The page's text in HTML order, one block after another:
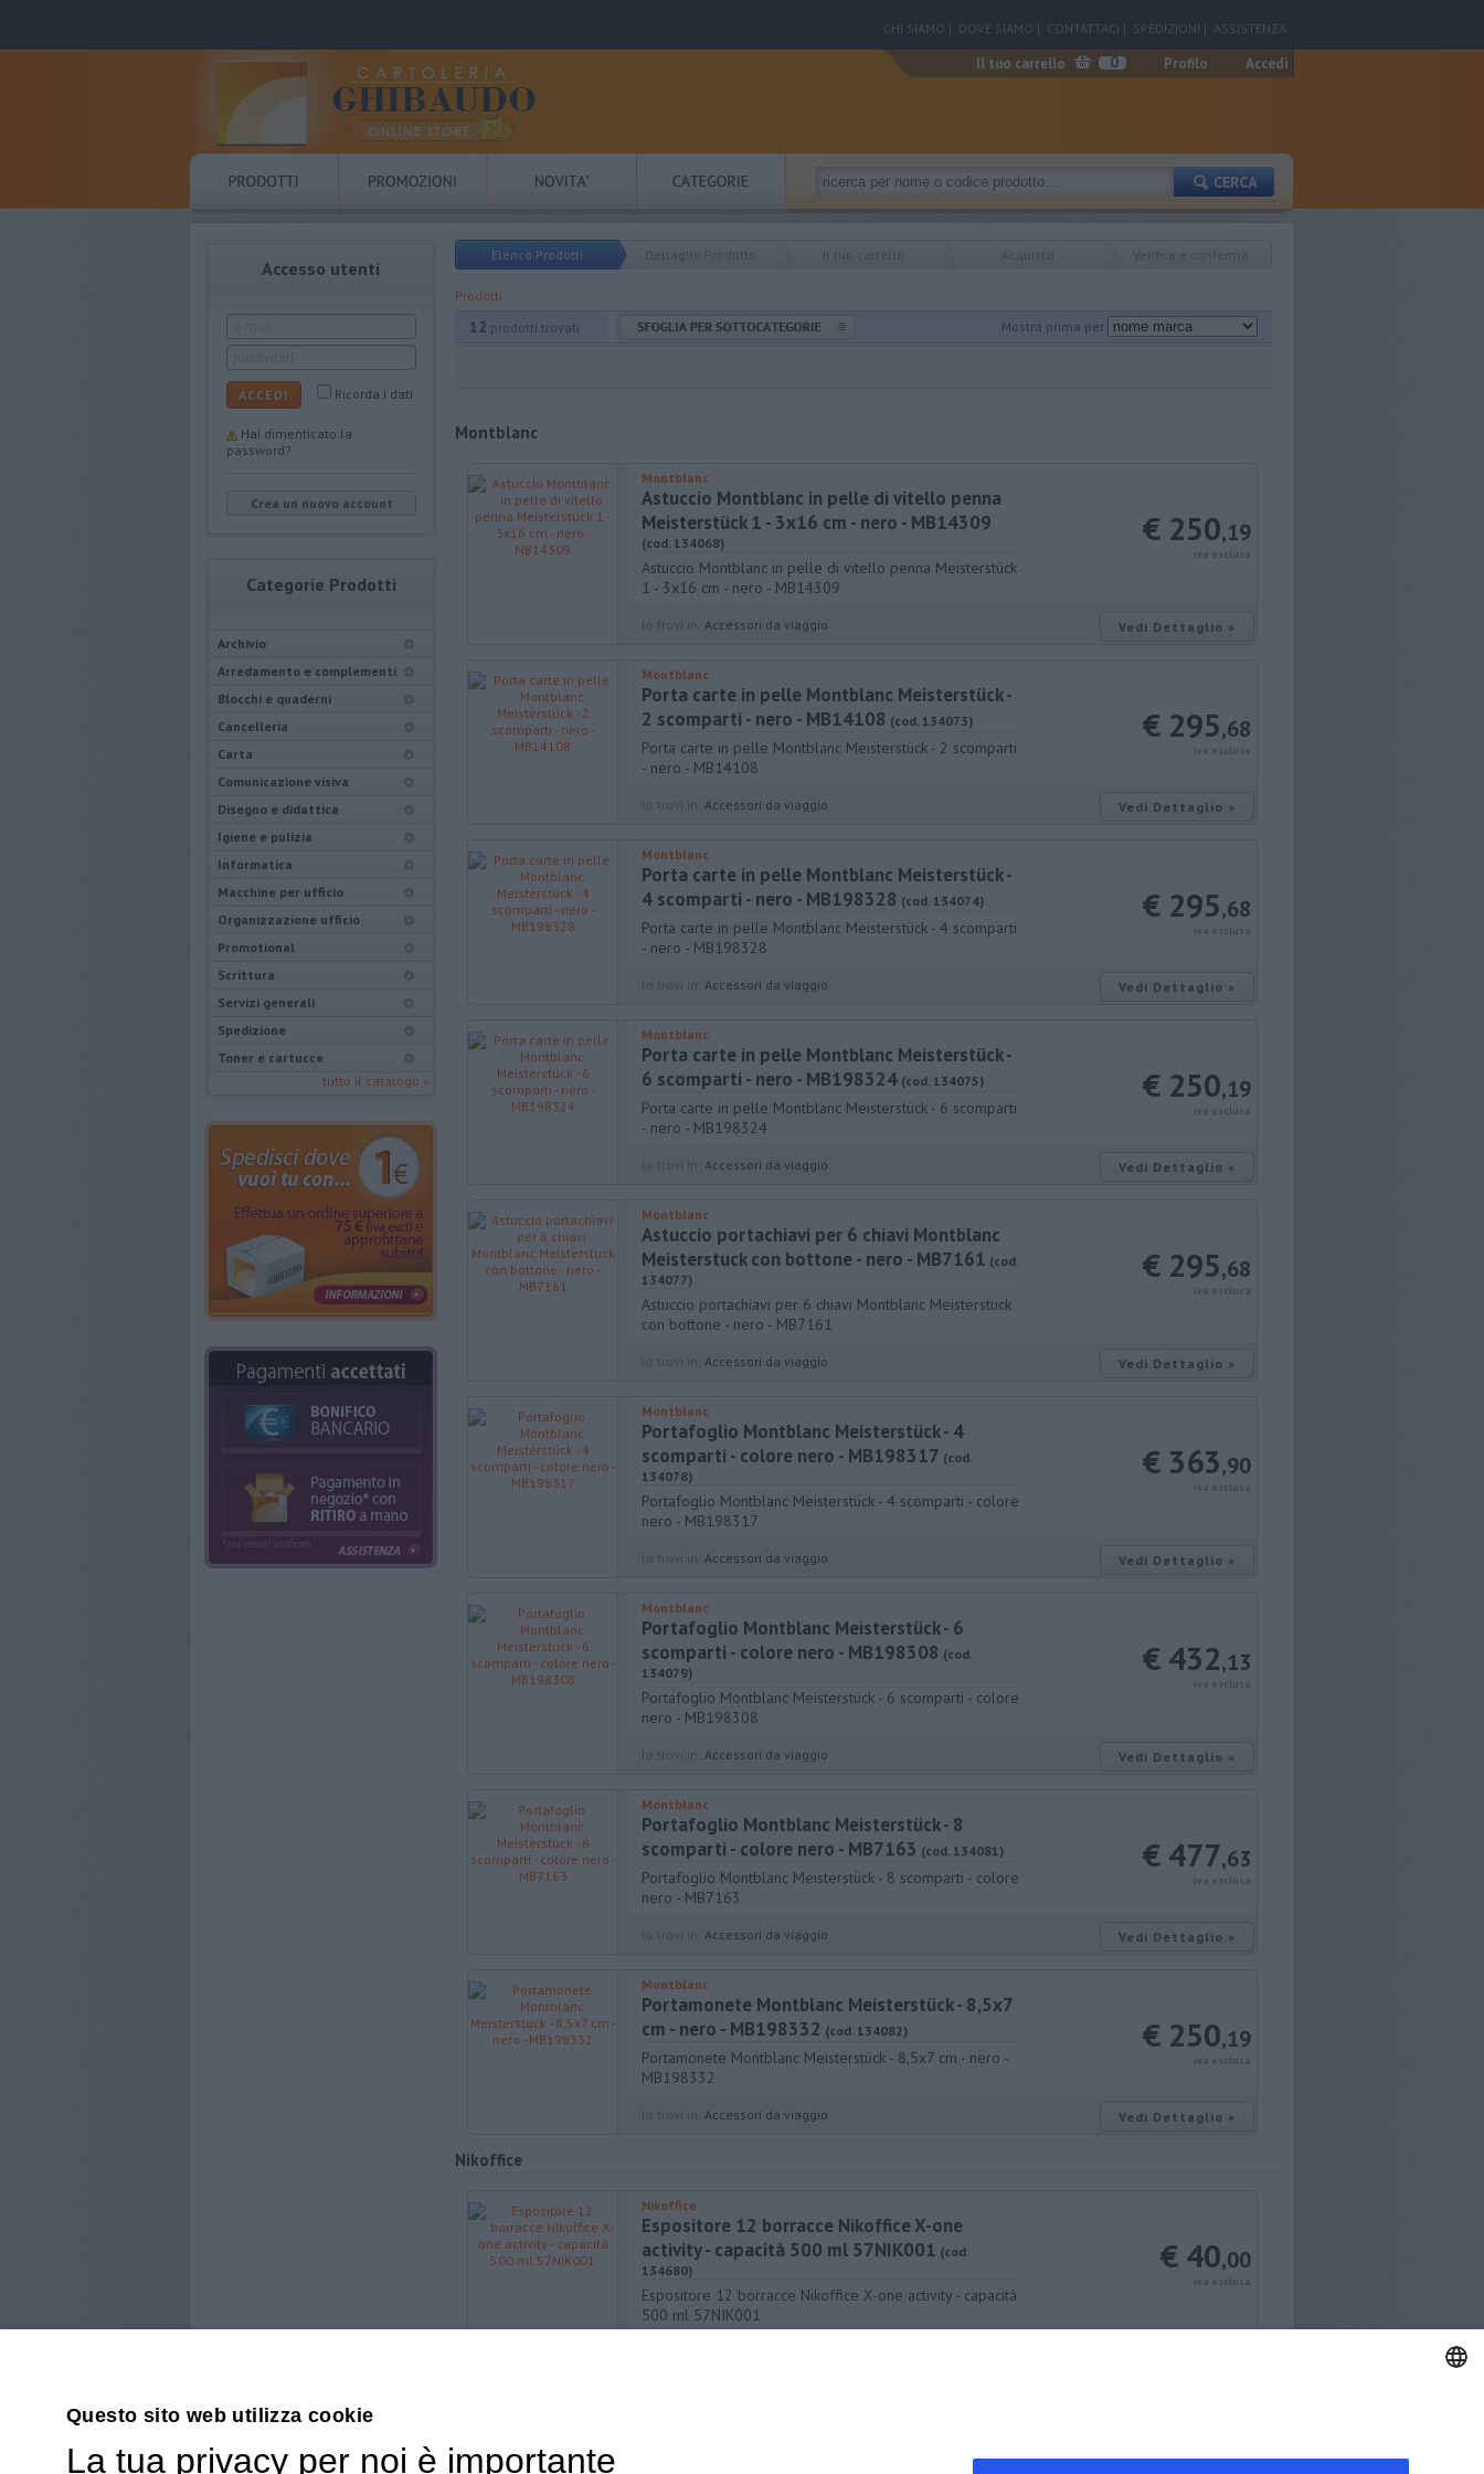
CHI SIAMO | DOVE SIAMO | CONTATTACI | SPEDIZIONI | ASSISTENZA
Il tuo carrello 0 Profilo Accedi
Accesso utenti
ACCEDI Ricorda i dati
Hai dimenticato la
password?
Crea un nuovo account
Categorie Prodotti
Archivio
Arredamento e complementi
Blocchi e quaderni
Cancelleria
Carta
Comunicazione visiva
Disegno e didattica
Igiene e pulizia
Informatica
Macchine per ufficio
Organizzazione ufficio
Promotional
Scrittura
Servizi generali
Spedizione
Toner e cartucce
tutto il catalogo »
Elenco Prodotti Dettaglio Prodotto Il tuo carrello Acquisto Verifica e conferma
Prodotti
12 prodotti trovati Mostra prima per
Montblanc
Montblanc
Astuccio Montblanc in pelle di vitello penna
Meisterstück 1 - 3x16 cm - nero - MB14309
(cod. 134068)
Astuccio Montblanc in pelle di vitello penna Meisterstück
1 - 3x16 cm - nero - MB14309
€ 250,19
iva esclusa
Accessori da viaggio Vedi Dettaglio »
Montblanc
Porta carte in pelle Montblanc Meisterstück -
2 scomparti - nero - MB14108 (cod. 134073)
Porta carte in pelle Montblanc Meisterstück - 2 scomparti
- nero - MB14108
€ 295,68
iva esclusa
Accessori da viaggio Vedi Dettaglio »
Montblanc
Porta carte in pelle Montblanc Meisterstück -
4 scomparti - nero - MB198328 (cod. 134074)
Porta carte in pelle Montblanc Meisterstück - 4 scomparti
- nero - MB198328
€ 295,68
iva esclusa
Accessori da viaggio Vedi Dettaglio »
Montblanc
Porta carte in pelle Montblanc Meisterstück -
6 scomparti - nero - MB198324 (cod. 134075)
Porta carte in pelle Montblanc Meisterstück - 6 scomparti
- nero - MB198324
€ 250,19
iva esclusa
Accessori da viaggio Vedi Dettaglio »
Montblanc
Astuccio portachiavi per 6 chiavi Montblanc
Meisterstuck con bottone - nero - MB7161 (cod.
134077)
Astuccio portachiavi per 6 chiavi Montblanc Meisterstuck
con bottone - nero - MB7161
€ 295,68
iva esclusa
Accessori da viaggio Vedi Dettaglio »
Montblanc
Portafoglio Montblanc Meisterstück - 4
scomparti - colore nero - MB198317 (cod.
134078)
Portafoglio Montblanc Meisterstück - 4 scomparti - colore
nero - MB198317
€ 363,90
iva esclusa
Accessori da viaggio Vedi Dettaglio »
Montblanc
Portafoglio Montblanc Meisterstück - 6
scomparti - colore nero - MB198308 (cod.
134079)
Portafoglio Montblanc Meisterstück - 6 scomparti - colore
nero - MB198308
€ 432,13
iva esclusa
Accessori da viaggio Vedi Dettaglio »
Montblanc
Portafoglio Montblanc Meisterstück - 8
scomparti - colore nero - MB7163 (cod. 134081)
Portafoglio Montblanc Meisterstück - 8 scomparti - colore
nero - MB7163
€ 477,63
iva esclusa
Accessori da viaggio Vedi Dettaglio »
Montblanc
Portamonete Montblanc Meisterstück - 8,5x7
cm - nero - MB198332 (cod. 134082)
Portamonete Montblanc Meisterstück - 8,5x7 cm - nero -
MB198332
€ 250,19
iva esclusa
Accessori da viaggio Vedi Dettaglio »
Nikoffice
Nikoffice
Espositore 12 borracce Nikoffice X-one
activity - capacità 500 ml 57NIK001 (cod.
134680)
Espositore 12 borracce Nikoffice X-one activity - capacità
500 ml 57NIK001
€ 40,00
iva esclusa
Questo sito web utilizza cookie
La tua privacy per noi è importante